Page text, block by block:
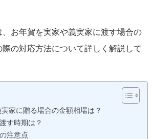
お年賀を実家や義実家に渡す場合の
の対応方法について詳しく解説して
家に贈る場合の金額相場は？
す時期は？
注意点